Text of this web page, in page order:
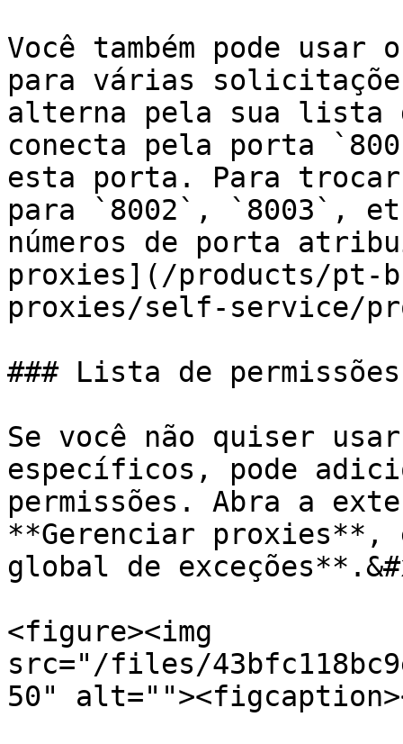
Você também pode usar
para várias
alterna pela sua lista
conecta pela porta
esta porta. Para
para `8002`, `8003`,
números de porta
proxies](/products/pt-
proxies/self-service/
### Lista de permissões
Se você não quiser
específicos, pode
permissões. Abra a
**Gerenciar
global de
<figure><img
src="/files/
50"